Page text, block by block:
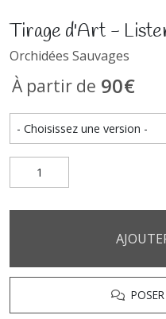
Tirage d'Art -
Orchidées Sauvages
À partir de 90€
POSER